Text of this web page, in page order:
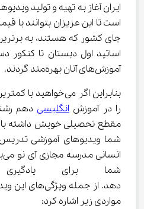
ایران آغاز به تهیه و تولید
است تا این عزیزان بتوانند با
اساتید اول دبستان تا کنکور
آموزش‌های آنان بهره‌مند گردند.
بنابراین اگر
را در آموزش انگلیسی دهم
مقطع تحصیلی خویش داشته
شما ویدیوهای آموزشی
شما برای
مواردی زیر اشاره کرد: